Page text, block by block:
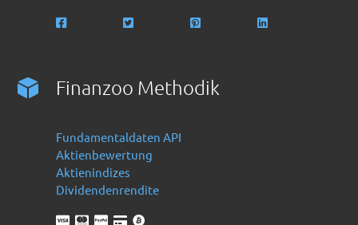
Finanzoo Methodik
Fundamentaldaten API
Aktienbewertung
Aktienindizes
Dividendenrendite